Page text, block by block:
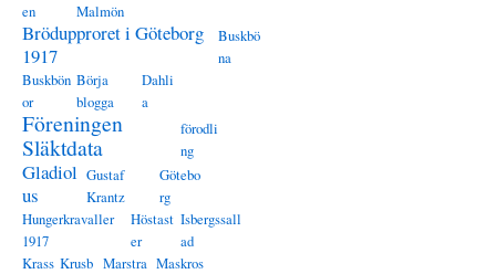
en
Malmön
Brödupproret i Göteborg
1917
Buskbö
na
Buskbön
or
Börja
blogga
Dahli
a
Föreningen
Släktdata
förodli
ng
Gladiol
us
Gustaf
Krantz
Götebo
rg
Hungerkravaller
1917
Höstast
er
Isbergssall
ad
Krass Krusb Marstra Maskros